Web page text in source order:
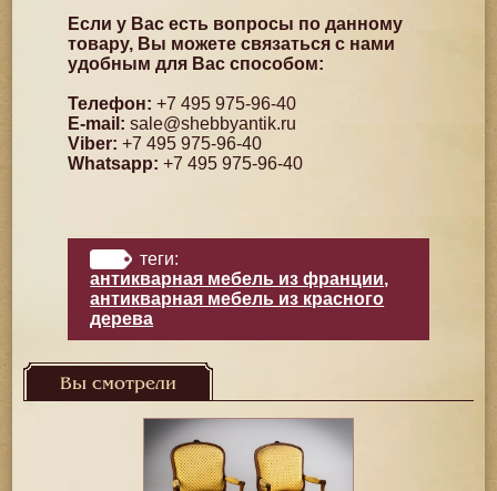
Если у Вас есть вопросы по данному
товару, Вы можете связаться с нами
удобным для Вас способом:
Телефон: +7 495 975-96-40
E-mail: sale@shebbyantik.ru
Viber: +7 495 975-96-40
Whatsapp: +7 495 975-96-40
теги:
антикварная мебель из франции,
антикварная мебель из красного
дерева
Вы смотрели